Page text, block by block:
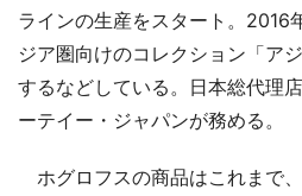
ラインの生産をスタート。2016
ジア圏向けのコレクション「ア
するなどしている。日本総代理
ーテイー・ジャパンが務める。
ホグロフスの商品はこれまで